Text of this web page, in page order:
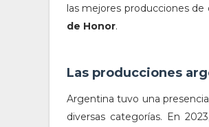
las mejores producciones
de Honor.
Las producciones
Argentina tuvo una
diversas categorías. En